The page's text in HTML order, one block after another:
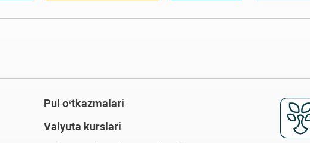
Pul o‘tkazmalari
Valyuta kurslari